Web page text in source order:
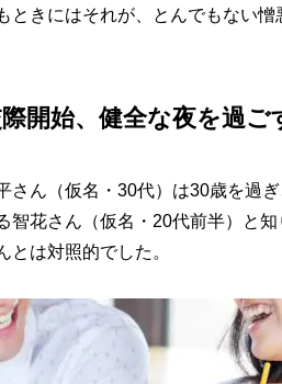
ときにはそれが、とんでもない
開始、健全な夜を過ご
ん（仮名・30代）は30歳を過
智花さん（仮名・20代前半）と
とは対照的でした。